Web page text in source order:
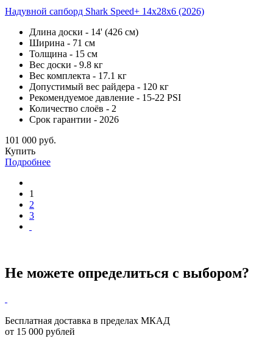
Надувной сапборд Shark Speed+ 14x28x6 (2026)
Длина доски - 14' (426 см)
Ширина - 71 см
Толщина - 15 см
Вес доски - 9.8 кг
Вес комплекта - 17.1 кг
Допустимый вес райдера - 120 кг
Рекомендуемое давление - 15-22 PSI
Количество слоёв - 2
Срок гарантии - 2026
101 000 руб.
Купить
Подробнее
1
2
3
Не можете определиться с выбором?
Бесплатная доставка в пределах МКАД
от 15 000 рублей